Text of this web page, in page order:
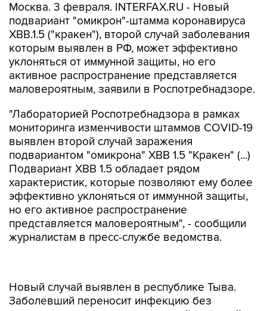
Москва. 3 февраля. INTERFAX.RU - Новый
подвариант "омикрон"-штамма коронавируса
ХВВ.1.5 ("кракен"), второй случай заболевания
которым выявлен в РФ, может эффективно
уклоняться от иммунной защиты, но его
активное распространение представляется
маловероятным, заявили в Роспотребнадзоре.
"Лабораторией Роспотребнадзора в рамках
мониторинга изменчивости штаммов COVID-19
выявлен второй случай заражения
подвариантом "омикрона" XBB 1.5 "Кракен" (...)
Подвариант XBB 1.5 обладает рядом
характеристик, которые позволяют ему более
эффективно уклоняться от иммунной защиты,
но его активное распространение
представляется маловероятным", - сообщили
журналистам в пресс-службе ведомства.
тяжелых клинических последствий, в легкой
форме, отметили в Роспотребнадзоре.